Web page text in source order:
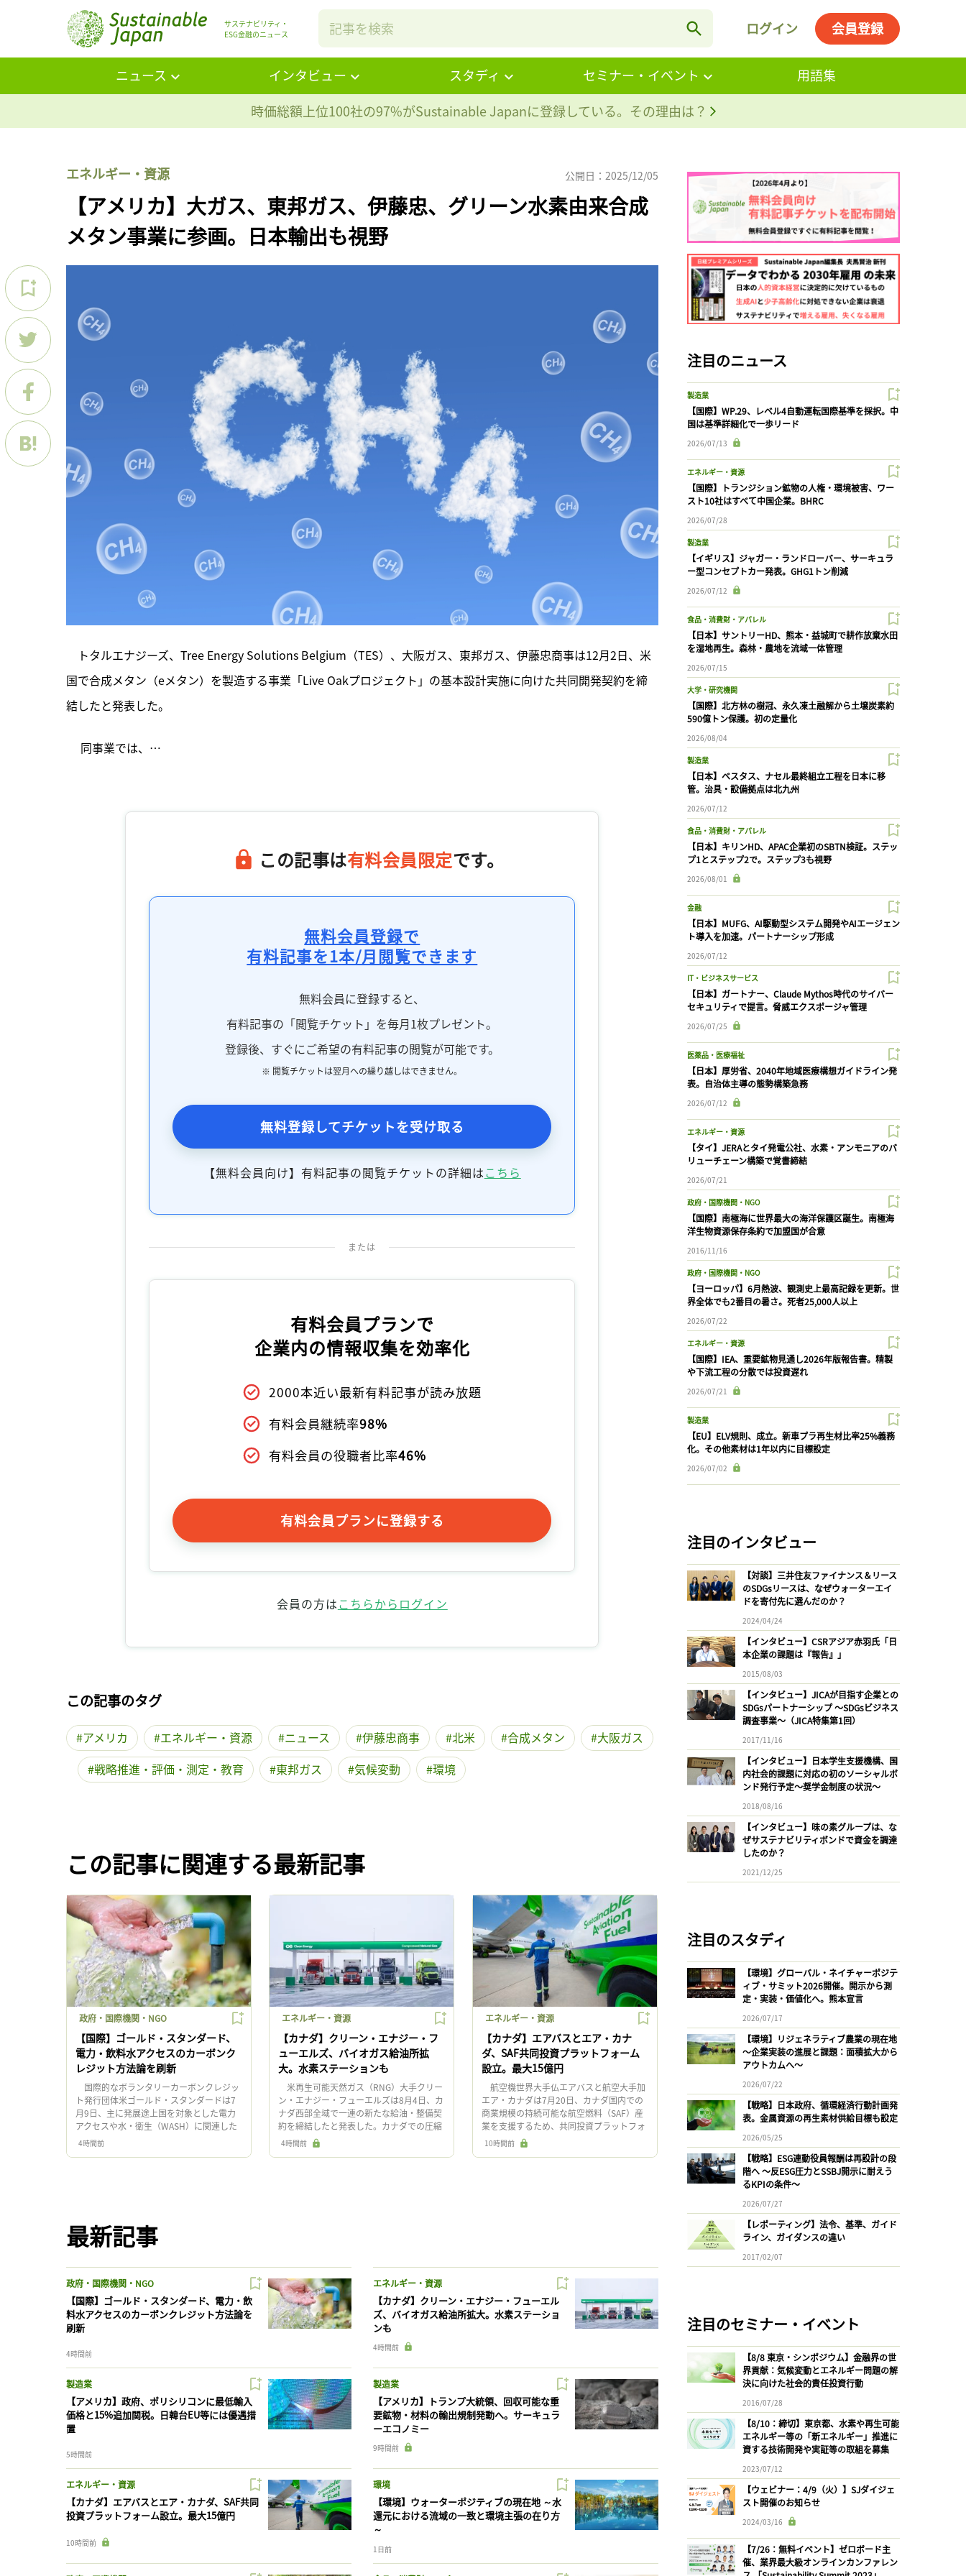
サステナビリティ・
ESG金融のニュース
ログイン 会員登録
ニュース インタビュー スタディ セミナー・イベント
用語集
時価総額上位100社の97%がSustainable Japanに登録している。その理由は？
エネルギー・資源 公開日：2025/12/05
【アメリカ】大ガス、東邦ガス、伊藤忠、グリーン水素由来合成
メタン事業に参画。日本輸出も視野
トタルエナジーズ、Tree Energy Solutions Belgium（TES）、大阪ガス、東邦ガス、伊藤忠商事は12月2日、米
国で合成メタン（eメタン）を製造する事業「Live Oakプロジェクト」の基本設計実施に向けた共同開発契約を締
結したと発表した。
同事業では、…
この記事は有料会員限定です。
無料会員登録で
有料記事を1本/月閲覧できます
無料会員に登録すると、
有料記事の「閲覧チケット」を毎月1枚プレゼント。
登録後、すぐにご希望の有料記事の閲覧が可能です。
※ 閲覧チケットは翌月への繰り越しはできません。
無料登録してチケットを受け取る
【無料会員向け】有料記事の閲覧チケットの詳細はこちら
または
有料会員プランで
企業内の情報収集を効率化
2000本近い最新有料記事が読み放題
有料会員継続率98%
有料会員の役職者比率46%
有料会員プランに登録する
会員の方はこちらからログイン
この記事のタグ
アメリカ エネルギー・資源 ニュース 伊藤忠商事 北米 合成メタン
大阪ガス
戦略推進・評価・測定・教育
東邦ガス 気候変動 環境
この記事に関連する最新記事
政府・国際機関・NGO
【国際】ゴールド・スタンダード、
電力・飲料水アクセスのカーボンク
レジット方法論を刷新
国際的なボランタリーカーボンクレジッ
ト発行団体米ゴールド・スタンダードは7
月9日、主に発展途上国を対象とした電力
アクセスや水・衛生（WASH）に関連した
新たなカーボンクレジット方法論（メソド
4時間前
エネルギー・資源
【カナダ】クリーン・エナジー・フ
ューエルズ、バイオガス給油所拡
大。水素ステーションも
米再生可能天然ガス（RNG）大手クリー
ン・エナジー・フューエルズは8月4日、カ
ナダ西部全域で一連の新たな給油・整備契
約を締結したと発表した。カナダでの圧縮
天然ガス（CNG）自動車の需要拡大に対応
する。 同社は1996 […]
4時間前
エネルギー・資源
【カナダ】エアバスとエア・カナ
ダ、SAF共同投資プラットフォーム
設立。最大15億円
航空機世界大手仏エアバスと航空大手加
エア・カナダは7月20日、カナダ国内での
商業規模の持続可能な航空燃料（SAF）産
業を支援するため、共同投資プラットフォ
ームを設立する意向を発表した。最大
1,370万カナダドル（約15 […]
10時間前
最新記事
政府・国際機関・NGO
【国際】ゴールド・スタンダード、電力・飲
料水アクセスのカーボンクレジット方法論を
刷新
4時間前
エネルギー・資源
【カナダ】クリーン・エナジー・フューエル
ズ、バイオガス給油所拡大。水素ステーショ
ンも
4時間前
製造業
【アメリカ】政府、ポリシリコンに最低輸入
価格と15%追加関税。日韓台EU等には優遇措
置
5時間前
製造業
【アメリカ】トランプ大統領、回収可能な重
要鉱物・材料の輸出規制発動へ。サーキュラ
ーエコノミー
9時間前
エネルギー・資源
【カナダ】エアバスとエア・カナダ、SAF共同
投資プラットフォーム設立。最大15億円
10時間前
環境
【環境】ウォーターポジティブの現在地 ～水
還元における流域の一致と環境主張の在り方
～
1日前
注目のニュース
製造業
【国際】WP.29、レベル4自動運転国際基準を採択。中
国は基準詳細化で一歩リード
2026/07/13
エネルギー・資源
【国際】トランジション鉱物の人権・環境被害、ワー
スト10社はすべて中国企業。BHRC
2026/07/28
製造業
【イギリス】ジャガー・ランドローバー、サーキュラ
ー型コンセプトカー発表。GHG1トン削減
2026/07/12
食品・消費財・アパレル
【日本】サントリーHD、熊本・益城町で耕作放棄水田
を湿地再生。森林・農地を流域一体管理
2026/07/15
大学・研究機関
【国際】北方林の樹冠、永久凍土融解から土壌炭素約
590億トン保護。初の定量化
2026/08/04
製造業
【日本】ベスタス、ナセル最終組立工程を日本に移
管。治具・設備拠点は北九州
2026/07/12
食品・消費財・アパレル
【日本】キリンHD、APAC企業初のSBTN検証。ステッ
プ1とステップ2で。ステップ3も視野
2026/08/01
金融
【日本】MUFG、AI駆動型システム開発やAIエージェン
ト導入を加速。パートナーシップ形成
2026/07/12
IT・ビジネスサービス
【日本】ガートナー、Claude Mythos時代のサイバー
セキュリティで提言。脅威エクスポージャ管理
2026/07/25
医薬品・医療福祉
【日本】厚労省、2040年地域医療構想ガイドライン発
表。自治体主導の態勢構築急務
2026/07/12
エネルギー・資源
【タイ】JERAとタイ発電公社、水素・アンモニアのバ
リューチェーン構築で覚書締結
2026/07/21
政府・国際機関・NGO
【国際】南極海に世界最大の海洋保護区誕生。南極海
洋生物資源保存条約で加盟国が合意
2016/11/16
政府・国際機関・NGO
【ヨーロッパ】6月熱波、観測史上最高記録を更新。世
界全体でも2番目の暑さ。死者25,000人以上
2026/07/22
エネルギー・資源
【国際】IEA、重要鉱物見通し2026年版報告書。精製
や下流工程の分散では投資遅れ
2026/07/21
製造業
【EU】ELV規則、成立。新車プラ再生材比率25%義務
化。その他素材は1年以内に目標設定
2026/07/02
注目のインタビュー
【対談】三井住友ファイナンス＆リース
のSDGsリースは、なぜウォーターエイ
ドを寄付先に選んだのか？
2024/04/24
【インタビュー】CSRアジア赤羽氏「日
本企業の課題は『報告』」
2015/08/03
【インタビュー】JICAが目指す企業との
SDGsパートナーシップ 〜SDGsビジネス
調査事業〜（JICA特集第1回）
2017/11/16
【インタビュー】日本学生支援機構、国
内社会的課題に対応の初のソーシャルボ
ンド発行予定〜奨学金制度の状況〜
2018/08/16
【インタビュー】味の素グループは、な
ぜサステナビリティボンドで資金を調達
したのか？
2021/12/25
注目のスタディ
【環境】グローバル・ネイチャーポジテ
ィブ・サミット2026開催。開示から測
定・実装・価値化へ。熊本宣言
2026/07/17
【環境】リジェネラティブ農業の現在地
〜企業実装の進展と課題：面積拡大から
アウトカムへ〜
2026/07/22
【戦略】日本政府、循環経済行動計画発
表。金属資源の再生素材供給目標も設定
2026/05/25
【戦略】ESG連動役員報酬は再設計の段
階へ 〜反ESG圧力とSSBJ開示に耐えう
るKPIの条件〜
2026/07/27
【レポーティング】法令、基準、ガイド
ライン、ガイダンスの違い
2017/02/07
注目のセミナー・イベント
【8/8 東京・シンポジウム】金融界の世
界貢献：気候変動とエネルギー問題の解
決に向けた社会的責任投資行動
2016/07/28
【8/10：締切】東京都、水素や再生可能
エネルギー等の「新エネルギー」推進に
資する技術開発や実証等の取組を募集
2023/07/12
【ウェビナー：4/9（火）】SJダイジェ
スト開催のお知らせ
2024/03/16
【7/26：無料イベント】ゼロボード主
催、業界最大級オンラインカンファレン